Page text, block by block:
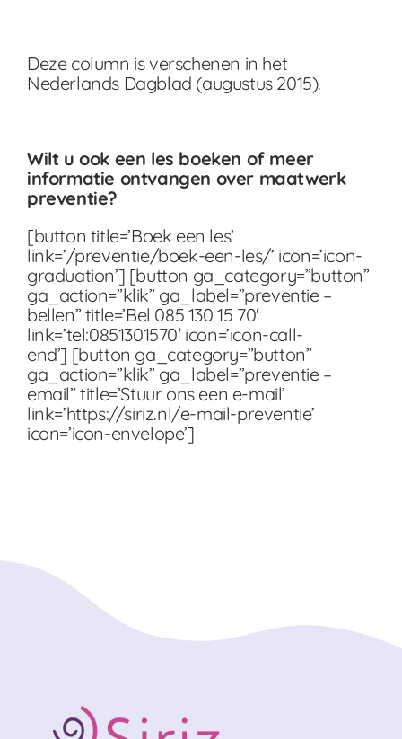
Deze column is verschenen in het
Nederlands Dagblad (augustus 2015).
Wilt u ook een les boeken of meer
informatie ontvangen over maatwerk
preventie?
[button title=’Boek een les’
link=’/preventie/boek-een-les/’ icon=’icon-
graduation’] [button ga_category=”button”
ga_action=”klik” ga_label=”preventie –
bellen” title=’Bel 085 130 15 70′
link=’tel:0851301570′ icon=’icon-call-
end’] [button ga_category=”button”
ga_action=”klik” ga_label=”preventie –
email” title=’Stuur ons een e-mail’
link=’https://siriz.nl/e-mail-preventie’
icon=’icon-envelope’]